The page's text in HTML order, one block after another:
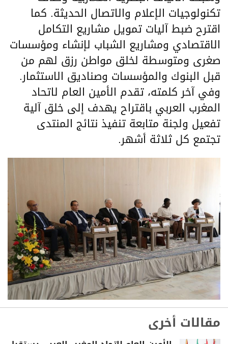
تكنولوجيات الإعلام والاتصال الحديثة. كما
اقترح ضبط آليات تمويل مشاريع التكامل
الاقتصادي ومشاريع الشباب لإنشاء ومؤسسات
صغرى ومتوسطة لخلق مواطن رزق لهم من
قبل البنوك والمؤسسات وصناديق الاستثمار.
وفي آخر كلمته، تقدم الأمين العام لاتحاد
المغرب العربي باقتراح يهدف إلى خلق آلية
تفعيل ولجنة متابعة تنفيذ نتائج المنتدى
تجتمع كل ثلاثة أشهر.
مقالات أخرى